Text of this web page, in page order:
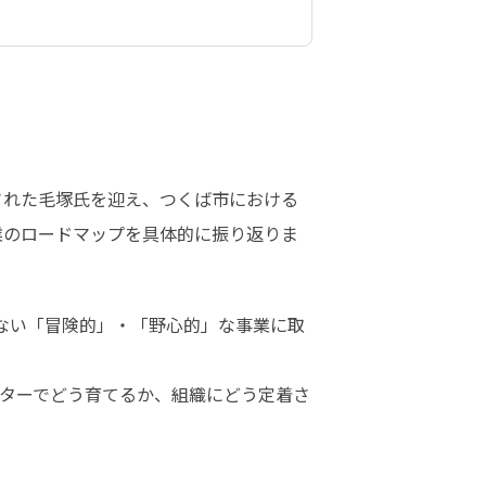
た毛塚氏を迎え、つくば市における
ロードマップを具体的に振り返りま
「冒険的」・「野心的」な事業に取
ーでどう育てるか、組織にどう定着さ